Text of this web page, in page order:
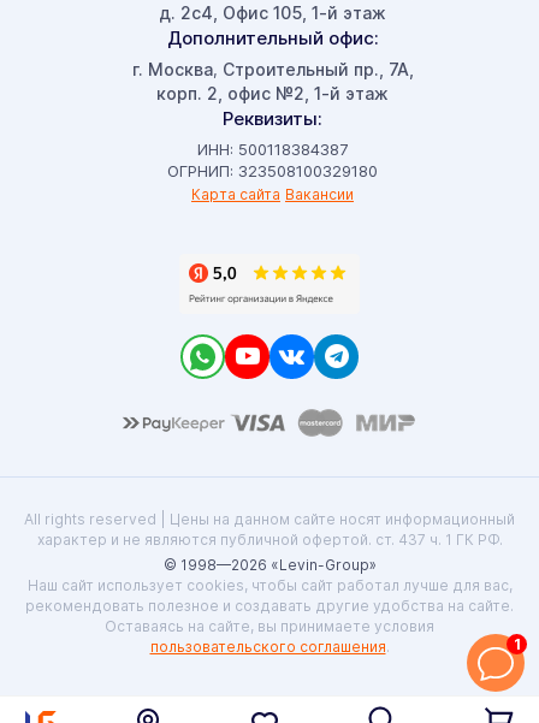
д. 2с4, Офис 105, 1-й этаж
Дополнительный офис:
г. Москва, Строительный пр., 7А,
корп. 2, офис №2, 1-й этаж
Реквизиты:
ИНН: 500118384387
ОГРНИП: 323508100329180
Карта сайта Вакансии
All rights reserved | Цены на данном сайте носят информационный
характер и не являются публичной офертой. ст. 437 ч. 1 ГК РФ.
© 1998—2026 «Levin-Group»
Наш сайт использует cookies, чтобы сайт работал лучше для вас,
рекомендовать полезное и создавать другие удобства на сайте.
Оставаясь на сайте, вы принимаете условия
пользовательского соглашения. 1